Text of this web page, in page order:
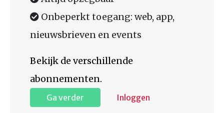
Onbeperkt toegang: web, app,
nieuwsbrieven en events
Bekijk de verschillende
abonnementen.
Ga verder Inloggen